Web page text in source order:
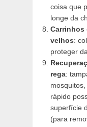
coisa que
longe da
Carrinhos
velhos:
proteger
rega:
rápido
superfície
(para